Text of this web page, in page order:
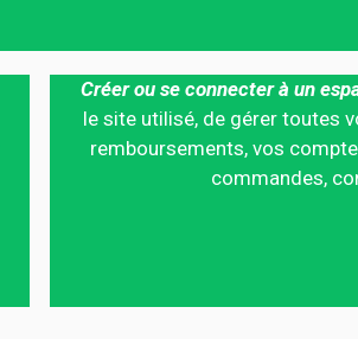
Créer ou se connecter à un
le site utilisé, de gérer toutes
remboursements, vos
commandes,